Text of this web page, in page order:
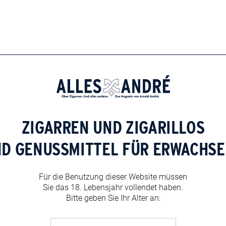
ZIGARREN UND ZIGARILLOS
GENUSSMITTEL FÜR
Für die Benutzung dieser Website müssen
Sie das 18. Lebensjahr vollendet haben.
Bitte geben Sie Ihr Alter an: